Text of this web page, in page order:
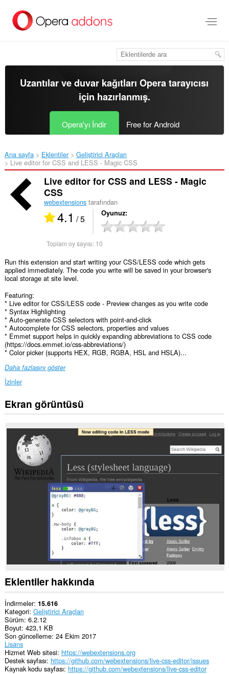
içeriğe
Uzantılar ve duvar kağıtlarıOpera tarayıcısı
için hazırlanmış.
Opera'yı İndir Free for Android
Ana sayfa Eklentiler
Geliştirici Araçları
Live editor for CSS and LESS - Magic CSS‎
Live editor for CSS and LESS - Magic
CSS
webextensionstarafından
4.1 / 5 Oyunuz
Toplam oy sayısı: 10
Run this extension and start writing your CSS/LESS code which gets
applied immediately. The code you write will be saved in your browser's
local storage at site level.
Featuring:
* Live editor for CSS/LESS code - Preview changes as you write code
* Syntax Highlighting
* Auto-generate CSS selectors with point-and-click
* Autocomplete for CSS selectors, properties and values
* Emmet support helps in quickly expanding abbreviations to CSS code
(https://docs.emmet.io/css-abbreviations/)
* Color picker (supports HEX, RGB, RGBA, HSL and HSLA)...
Daha fazlasını göster
İzinler
Bu
eklenti,
web
sitelerindeki
verilerinize
erişebilir.
Ekran görüntüsü
Eklentiler hakkında
İndirmeler 15.616
Kategori Geliştirici Araçları
Sürüm 6.2.12
Boyut 423,1 KB
Son güncelleme 24 Ekim 2017
Lisans
Hizmet Web sitesi https://webextensions.org
Destek sayfası https://github.com/webextensions/live-css-editor/issues
Kaynak kodu sayfası https://github.com/webextensions/live-css-editor